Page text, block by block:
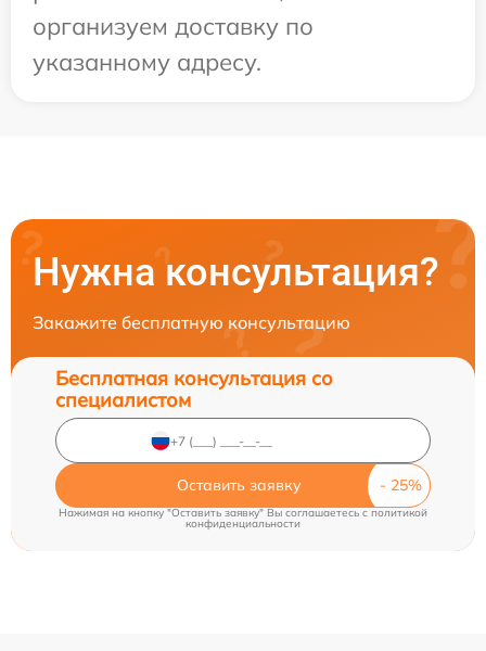
организуем доставку по
указанному адресу.
Нужна консультация?
Закажите бесплатную консультацию
Бесплатная консультация со
специалистом
Оставить заявку
Нажимая на кнопку "Оставить заявку" Вы соглашаетесь c политикой
конфиденциальности